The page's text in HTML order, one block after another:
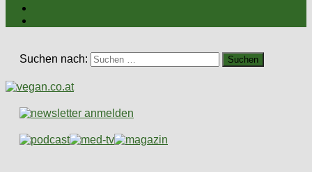
Suchen nach: